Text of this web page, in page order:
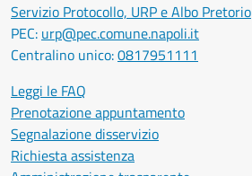
Servizio Protocollo, URP e Albo Pretorio
PEC: urp@pec.comune.napoli.it
Centralino unico:0817951111
Leggi le FAQ
Prenotazione appuntamento
Segnalazione disservizio
Richiesta assistenza